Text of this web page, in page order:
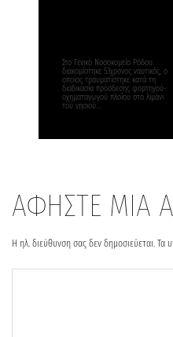
Στο Γενικό Νοσοκομείο Ρόδου
διακομίστηκε 53χρονος ναυτικός, ο
οποίος τραυματίστηκε κατά τη
διαδικασία πρόσδεσης φορτηγού-
οχηματαγωγού πλοίου στο λιμάνι
του νησιού….
ΑΦΗΣΤΕ ΜΙΑ
Η ηλ. διεύθυνση σας δεν δημοσιεύεται. Τα